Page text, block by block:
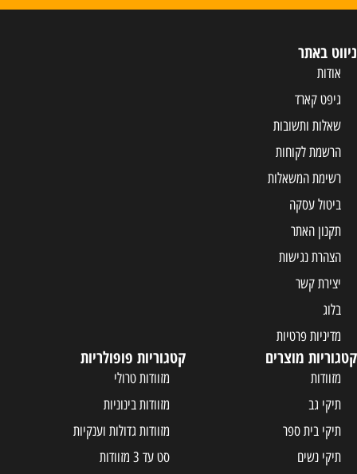
ניווט באתר
אודות
גיפט קארד
שאלות ותשובות
הרשמת לקוחות
רשימת המשאלות
ביטול עסקה
תקנון האתר
הצהרת נגישות
יצירת קשר
בלוג
מדיניות פרטיות
קטגוריות מוצרים
מזוודות
תיקי גב
תיקי בית ספר
תיקי נשים
קטגוריות פופולריות
מזוודות טרולי
מזוודות בינוניות
מזוודות גדולות וענקיות
סט עד 3 מזוודות